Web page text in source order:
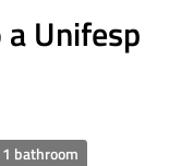
Unifesp
bathroom